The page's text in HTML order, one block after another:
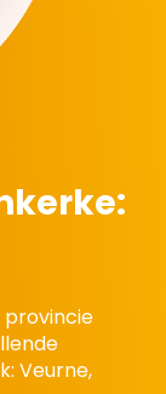
provincie
Veurne,